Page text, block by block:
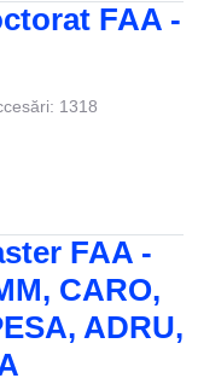
FAA -
1318
FAA -
CARO,
ADRU,